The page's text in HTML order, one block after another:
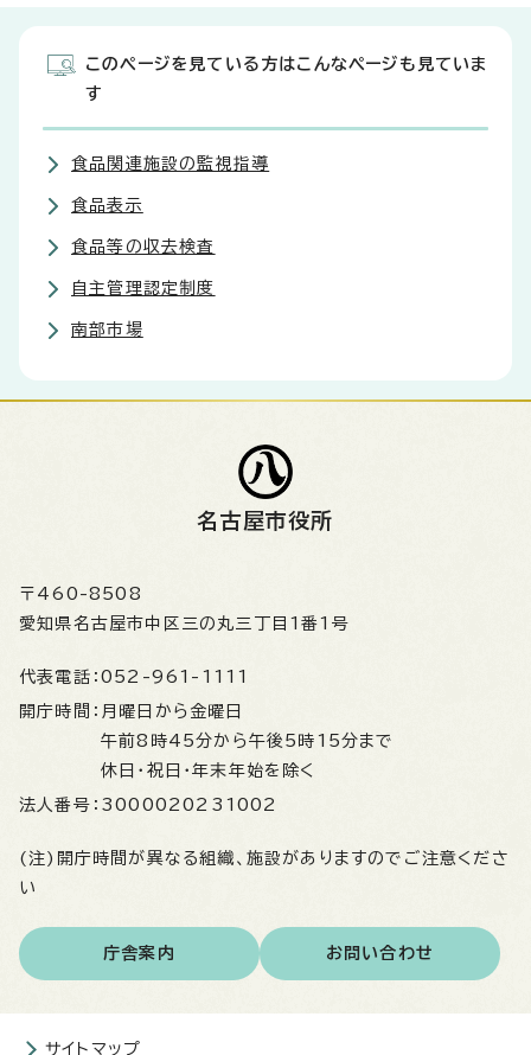
このページを見ている方はこんなページも見ていま
す
食品関連施設の監視指導
食品表示
食品等の収去検査
自主管理認定制度
南部市場
名古屋市役所
〒460-8508
愛知県名古屋市中区三の丸三丁目1番1号
代表電話： 052-961-1111
開庁時間： 月曜日から金曜日
午前8時45分から午後5時15分まで
休日・祝日・年末年始を除く
法人番号： 3000020231002
(注)開庁時間が異なる組織、施設がありますのでご注意くださ
い
庁舎案内 お問い合わせ
サイトマップ